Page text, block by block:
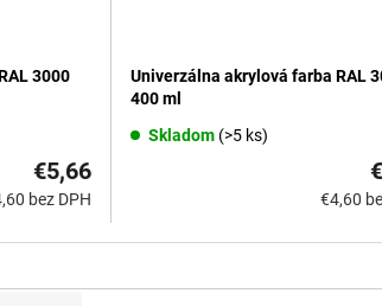
3000
bez DPH
€5,66
Univerzálna akrylová farba RAL
400 ml
Skladom (>5 ks)
€4,60